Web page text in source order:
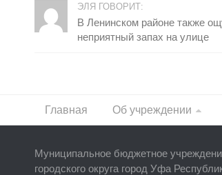
ЭЛЯ ГОВОРИТ:
В Ленинском районе также
неприятный запах на улице
Главная Об учреждении
Муниципальное бюджетное
городского округа город Уфа